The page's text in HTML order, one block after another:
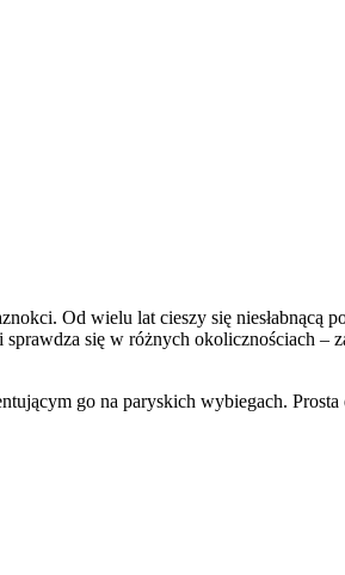
Od wielu lat cieszy się niesłabnącą
się w różnych okolicznościach
go na paryskich wybiegach. Prosta